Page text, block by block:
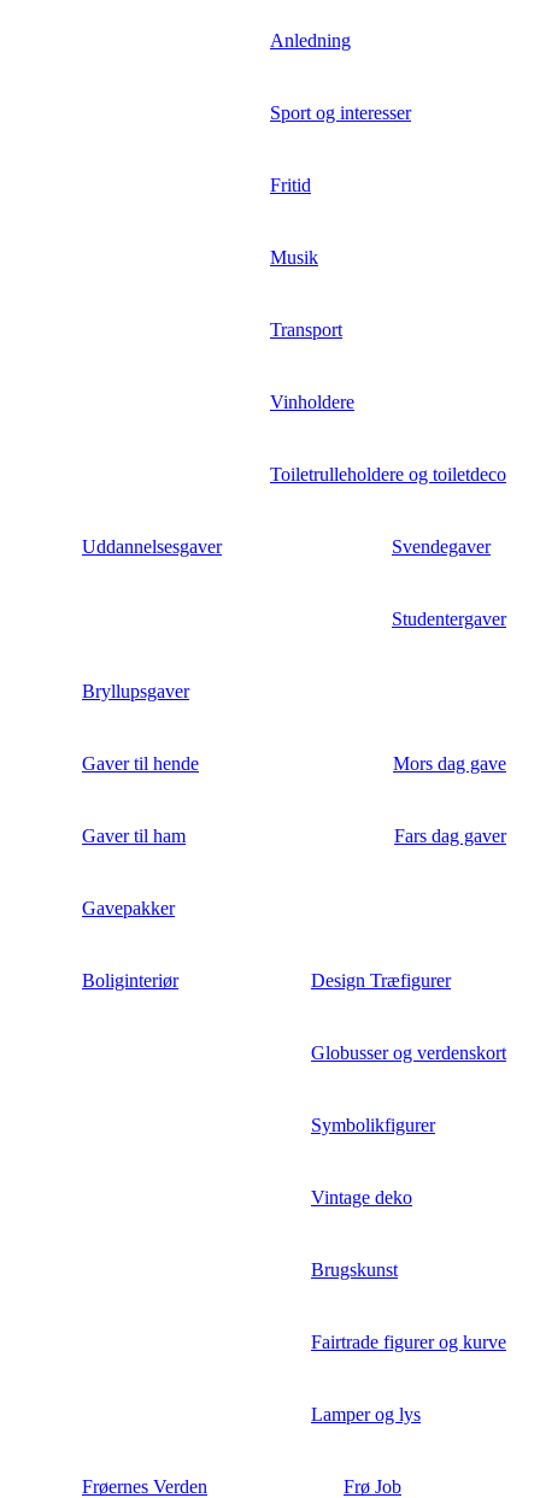
Anledning
Sport og interesser
Fritid
Musik
Transport
Vinholdere
Toiletrulleholdere og toiletdeco
Uddannelsesgaver Svendegaver
Studentergaver
Bryllupsgaver
Gaver til hende Mors dag gave
Gaver til ham Fars dag gaver
Gavepakker
Boliginteriør Design Træfigurer
Globusser og verdenskort
Symbolikfigurer
Vintage deko
Brugskunst
Fairtrade figurer og kurve
Lamper og lys
Frøernes Verden Frø Job